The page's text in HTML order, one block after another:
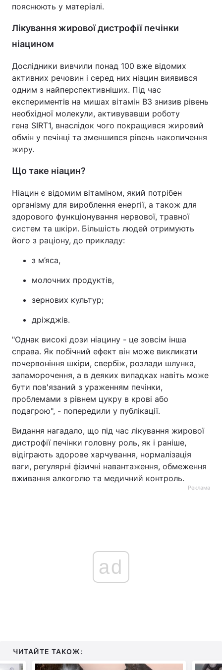
пояснюють у матеріалі.
Лікування жирової дистрофії печінки
ніацином
Дослідники вивчили понад 100 вже відомих
активних речовин і серед них ніацин виявився
одним з найперспективніших. Під час
експериментів на мишах вітамін B3 знизив рівень
необхідної молекули, активувавши роботу
гена SIRT1, внаслідок чого покращився жировий
обмін у печінці та зменшився рівень накопичення
жиру.
Що таке ніацин?
Ніацин є відомим вітаміном, який потрібен
організму для вироблення енергії, а також для
здорового функціонування нервової, травної
систем та шкіри. Більшість людей отримують
його з раціону, до прикладу:
з м’яса,
молочних продуктів,
зернових культур;
дріжджів.
"Однак високі дози ніацину - це зовсім інша
справа. Як побічний ефект він може викликати
почервоніння шкіри, свербіж, розлади шлунка,
запаморочення, а в деяких випадках навіть може
бути пов'язаний з ураженням печінки,
проблемами з рівнем цукру в крові або
подагрою", - попередили у публікації.
Видання нагадало, що під час лікування жирової
дистрофії печінки головну роль, як і раніше,
відіграють здорове харчування, нормалізація
ваги, регулярні фізичні навантаження, обмеження
вживання алкоголю та медичний контроль.
Реклама
ad
ЧИТАЙТЕ ТАКОЖ: